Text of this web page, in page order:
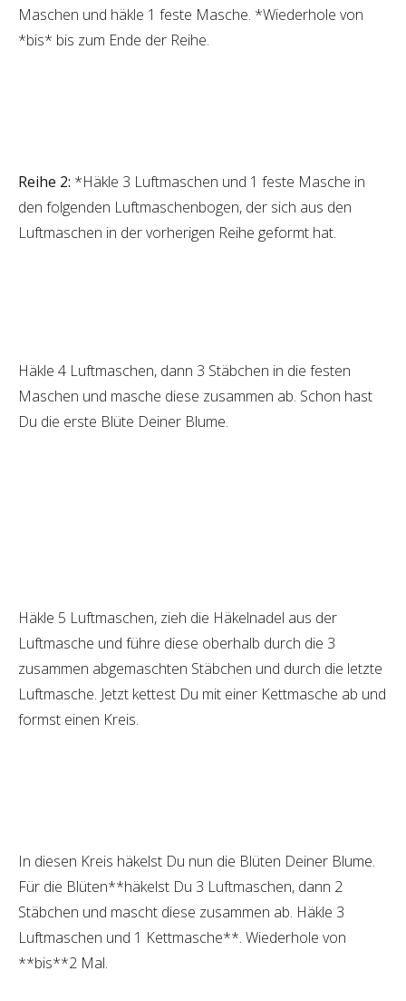
Maschen und häkle 1 feste Masche. *Wiederhole von
*bis* bis zum Ende der Reihe.
Reihe 2: *Häkle 3 Luftmaschen und 1 feste Masche in
den folgenden Luftmaschenbogen, der sich aus den
Luftmaschen in der vorherigen Reihe geformt hat.
Häkle 4 Luftmaschen, dann 3 Stäbchen in die festen
Maschen und masche diese zusammen ab. Schon hast
Du die erste Blüte Deiner Blume.
Häkle 5 Luftmaschen, zieh die Häkelnadel aus der
Luftmasche und führe diese oberhalb durch die 3
zusammen abgemaschten Stäbchen und durch die letzte
Luftmasche. Jetzt kettest Du mit einer Kettmasche ab und
formst einen Kreis.
In diesen Kreis häkelst Du nun die Blüten Deiner Blume.
Für die Blüten**häkelst Du 3 Luftmaschen, dann 2
Stäbchen und mascht diese zusammen ab. Häkle 3
Luftmaschen und 1 Kettmasche**. Wiederhole von
**bis**2 Mal.